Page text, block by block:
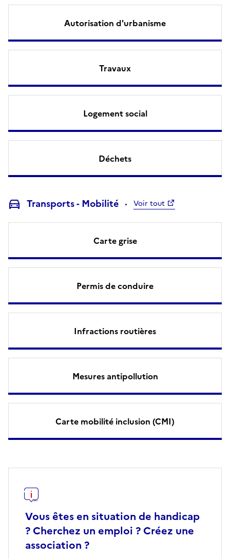
Autorisation d'urbanisme
Travaux
Logement social
Déchets
Transports - Mobilité Voir tout
Carte grise
Permis de conduire
Infractions routières
Mesures antipollution
Carte mobilité inclusion (CMI)
Vous êtes en situation de handicap
? Cherchez un emploi ? Créez une
association ?